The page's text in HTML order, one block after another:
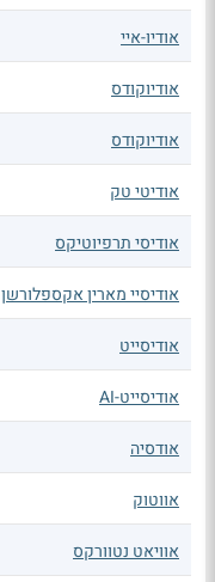
אודיו-איי
אודיוקודס
אודיוקודס
אודיטי טק
אודיסי תרפיוטיקס
אודיסיי מארין אקספלורשן
אודיסייט
אודיסייט-AI
אודסיה
אווטוק
אוויאט נטוורקס